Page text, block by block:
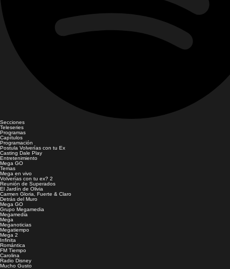
Secciones
Teleseries
Programas
Capítulos
Programación
Postula Volverías con tu Ex
Casting Dale Play
Entretenimiento
Mega GO
Temas
Mega en vivo
Volverías con tu ex? 2
Reunión de Superados
El Jardín de Olivia
Carmen Gloria, Fuerte & Claro
Detrás del Muro
Mega GO
Grupo Megamedia
Megamedia
Mega
Meganoticias
Megatiempo
Mega 2
Infinita
Romántica
FM Tiempo
Carolina
Radio Disney
Mucho Gusto